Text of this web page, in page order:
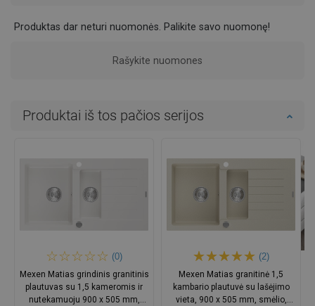
Produktas dar neturi nuomonės. Palikite savo nuomonę!
Rašykite nuomones
Produktai iš tos pačios serijos
(0)
Mexen Matias grindinis granitinis
plautuvas su 1,5 kameromis ir
nutekamuoju 900 x 505 mm,
(2)
Mexen Matias granitinė 1,5
kambario plautuvė su lašėjimo
vieta, 900 x 505 mm, smėlio,